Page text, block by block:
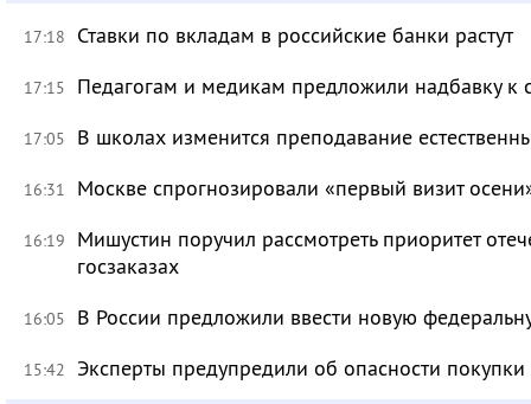
17:18 Ставки по вкладам в российские банки растут
17:15 Педагогам и медикам предложили надбавку к
17:05 В школах изменится преподавание
16:31 Москве спрогнозировали «первый визит
16:19
Мишустин поручил рассмотреть приоритет
госзаказах
16:05 В России предложили ввести новую
15:42 Эксперты предупредили об опасности